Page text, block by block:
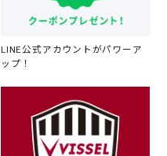
LINE公式アカウントがパワーア
ップ！